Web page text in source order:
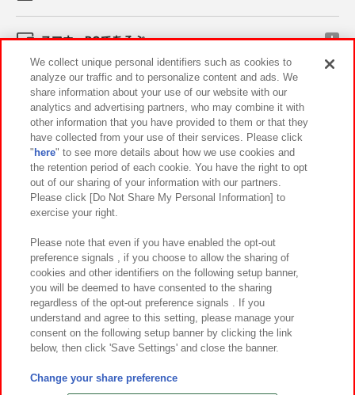
スマホ・PCであそぶ
イベント・キャンペーン
関連会社 サステナビリティ サイトポリシー
プライバシーポリシー ウェブアクセシビリティ方針と検証結果
お取引先さまとともに
カスタマーハラスメント対応方針 よくあるご質問・お問い合わせ
©Bandai Namco Amusement Inc.
©Bandai Namco Amusement Lab Inc.
We collect unique personal identifiers such as cookies to
analyze our traffic and to personalize content and ads. We
share information about your use of our website with our
analytics and advertising partners, who may combine it with
other information that you have provided to them or that they
have collected from your use of their services. Please click
" here" to see more details about how we use cookies and
the retention period of each cookie. You have the right to opt
out of our sharing of your information with our partners.
Please click [Do Not Share My Personal Information] to
exercise your right.
Please note that even if you have enabled the opt-out
preference signals , if you choose to allow the sharing of
cookies and other identifiers on the following setup banner,
you will be deemed to have consented to the sharing
regardless of the opt-out preference signals . If you
understand and agree to this setting, please manage your
consent on the following setup banner by clicking the link
below, then click 'Save Settings' and close the banner.
Change your share preference